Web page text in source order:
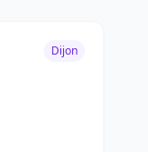
Dijon